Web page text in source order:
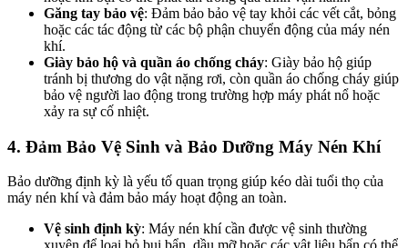
Găng tay bảo vệ: Đảm bảo bảo vệ tay khỏi các vết cắt, bỏng
hoặc các tác động từ các bộ phận chuyển động của máy nén
khí.
Giày bảo hộ và quần áo chống cháy: Giày bảo hộ giúp
tránh bị thương do vật nặng rơi, còn quần áo chống cháy giúp
bảo vệ người lao động trong trường hợp máy phát nổ hoặc
xảy ra sự cố nhiệt.
4. Đảm Bảo Vệ Sinh và Bảo Dưỡng Máy Nén Khí
Bảo dưỡng định kỳ là yếu tố quan trọng giúp kéo dài tuổi thọ của
máy nén khí và đảm bảo máy hoạt động an toàn.
Vệ sinh định kỳ: Máy nén khí cần được vệ sinh thường